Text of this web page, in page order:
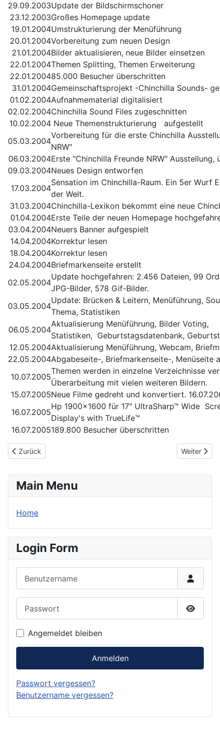
29.09.2003Update der Bildschirmschoner
23.12.2003Großes Homepage update
19.01.2004Umstrukturierung der Menüführung
20.01.2004Vorbereitung zum neuen Design
21.01.2004Bilder aktualisieren, neue Bilder einsetzen
22.01.2004Themen Splitting, Themen Erweiterung
22.01.200485.000 Besucher überschritten
31.01.2004Gemeinschaftsprojekt -Chinchilla Sounds-
01.02.2004Aufnahmematerial digitalisiert
02.02.2004Chinchilla Sound Files zugeschnitten
10.02.2004 Neue Themenstrukturierung aufgestellt
05.03.2004
Vorbereitung für die erste Chinchilla
NRW"
06.03.2004Erste "Chinchilla Freunde NRW"
09.03.2004Neues Design entworfen
17.03.2004
Sensation im Chinchilla-Raum. Ein 5er
der Welt.
31.03.2004Chinchilla-Lexikon bekommt eine neue
01.04.2004Erste Teile der neuen Homepage
03.04.2004Neuers Banner aufgespielt
14.04.2004Korrektur lesen
18.04.2004Korrektur lesen
24.04.2004Briefmarkenseite erstellt
02.05.2004
Update hochgefahren: 2.456 Dateien, 99
JPG-Bilder, 578 Gif-Bilder.
03.05.2004
Update: Brücken & Leitern, Menüführung,
Thema, Statistiken
06.05.2004
Aktualisierung Menüführung, Bilder Voting,
Statistiken, Geburtstagsdatenbank,
12.05.2004Aktualisierung Menüführung, Webcam,
22.05.2004Abgabeseite-, Briefmarkenseite-, Menüseite
10.07.2005
Themen werden in einzelne Verzeichnisse
Überarbeitung mit vielen weiteren Bildern.
15.07.2005Neue Filme gedreht und konvertiert.
16.07.2005
Hp 1900x1600 für 17" UltraSharp™ Wide
Display's with TrueLife™
16.07.2005189.800 Besucher überschritten
Vorheriger Beitrag: 10-jähriges bestehen
Zurück Nächster
Weiter
Main Menu
Home
Login Form
Angemeldet bleiben
Anmelden
Passwort vergessen?
Benutzername vergessen?